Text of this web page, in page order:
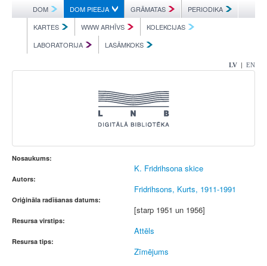
DOM DOM PIEEJA GRĀMATAS
PERIODIKA
KARTES
WWW ARHĪVS
KOLEKCIJAS
LABORATORIJA
LASĀMKOKS
LV | EN
Nosaukums:
K. Fridrihsona skice
Autors:
Fridrihsons, Kurts, 1911-1991
Oriģināla radīšanas datums:
[starp 1951 un 1956]
Resursa virstips:
Attēls
Resursa tips:
Zīmējums